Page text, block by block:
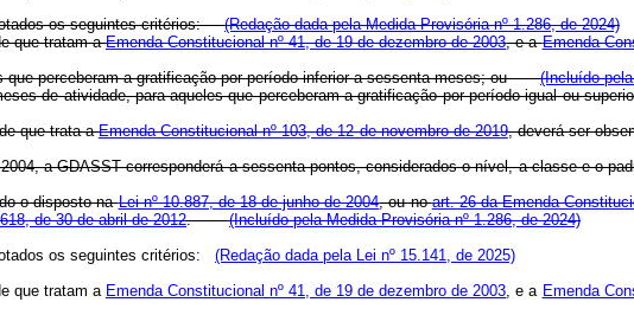
os seguintes critérios:(Redação dada pela Medida Provisória nº 1.286, de 2024)
que tratam aEmenda Constitucional nº 41, de 19 de dezembro de 2003, e aEmenda
que perceberam a gratificação por período inferior a sessenta meses; ou(Incluído
de atividade, para aqueles que perceberam a gratificação por período igual ou
que trata aEmenda Constitucional nº 103, de 12 de novembro de 2019, deverá ser
a GDASST corresponderá a sessenta pontos, considerados o nível, a classe e o
o disposto naLei nº 10.887, de 18 de junho de 2004, ou noart. 26 da Emenda
de 30 de abril de 2012.(Incluído pela Medida Provisória nº 1.286, de 2024)
os seguintes critérios: (Redação dada pela Lei nº 15.141, de 2025)
que tratam a Emenda Constitucional nº 41, de 19 de dezembro de 2003, e a Emenda